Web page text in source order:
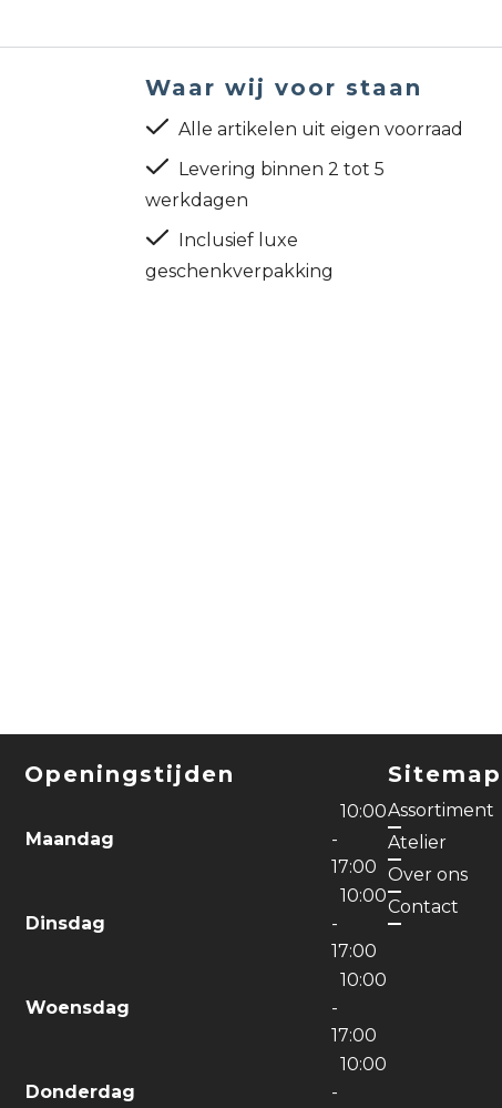
Waar wij voor staan
Alle artikelen uit eigen voorraad
Levering binnen 2 tot 5
werkdagen
Inclusief luxe
geschenkverpakking
Openingstijden
Maandag
10:00
-
17:00
Dinsdag
10:00
-
17:00
Woensdag
10:00
-
17:00
Donderdag
10:00
-
Sitemap
Assortiment
Atelier
Over ons
Contact